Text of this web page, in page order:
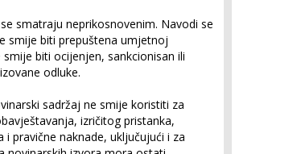
smatraju neprikosnovenim. Navodi se
smije biti prepuštena umjetnoj
biti ocijenjen, sankcionisan ili
odluke.
sadržaj ne smije koristiti za
izričitog pristanka,
pravične naknade, uključujući i za